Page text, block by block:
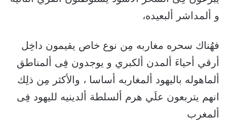
و ألمداشر ألبعيده،
فهُناك سحره مغاربه مِن نوع خاص يقيمون داخِل
أرقي أحياءَ ألمدن ألكبري و يوجدون فِى ألمناطق
ألماهوله باليهود ألمغاربه أساسا ، والأكثر مِن ذلِك
انهم يتربعون علَي هرم ألسلطة ألدينيه لليهود فِى
ألمغرب